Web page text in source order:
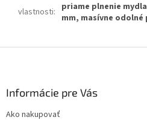
vlastnosti: priame plnenie
mm, masívne odolné
Informácie pre Vás
Ako nakupovať